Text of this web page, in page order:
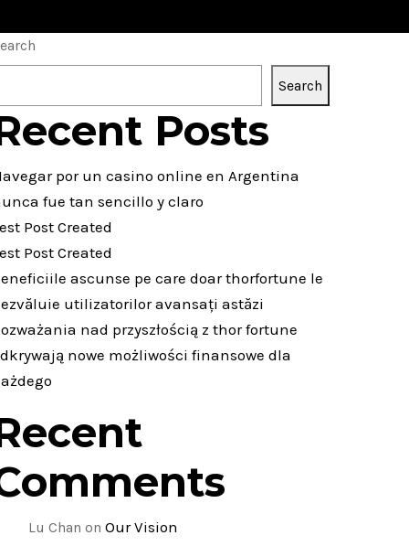
Search
Posts
por un casino online en Argentina
fue tan sencillo y claro
Post Created
Post Created
ascunse pe care doar thorfortune le
utilizatorilor avansați astăzi
nad przyszłością z thor fortune
nowe możliwości finansowe dla
Lu Chan on Our Vision